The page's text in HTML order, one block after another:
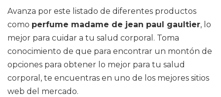
Avanza por este listado de diferentes productos
como perfume madame de jean paul gaultier, lo
mejor para cuidar a tu salud corporal. Toma
conocimiento de que para encontrar un montón de
opciones para obtener lo mejor para tu salud
corporal, te encuentras en uno de los mejores sitios
web del mercado.